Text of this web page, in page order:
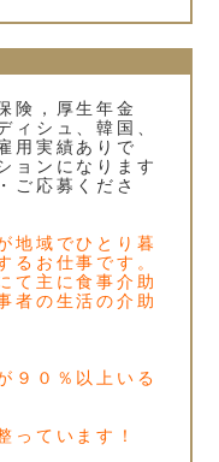
険，厚生年金
ィシュ、韓国、
用実績ありで
ョンになります
ご応募くださ
地域でひとり暮
るお仕事です。
て主に食事介助
者の生活の介助
９０％以上いる
っています！